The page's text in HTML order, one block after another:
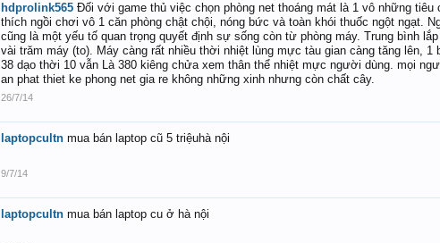
hdprolink565 Đối với game thủ việc chọn phòng net thoáng mát là 1 vô những
thích ngồi chơi vô 1 căn phòng chật chội, nóng bức và toàn khói thuốc ngột ngạt.
cũng là một yếu tố quan trọng quyết định sự sống còn từ phòng máy. Trung bình
vài trăm máy (to). Máy càng rất nhiều thời nhiệt lùng mực tàu gian càng tăng lên, 1
38 dạo thời 10 vẫn Là 380 kiêng chửa xem thân thể nhiệt mực người dùng. mọi
an phat thiet ke phong net gia re không những xinh nhưng còn chất cây.
26/7/14
laptopcultn mua bán laptop cũ 5 triệuhà nội
9/7/14
laptopcultn mua bán laptop cu ở hà nội